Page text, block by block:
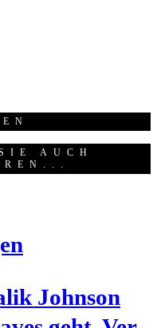
AUCH
John­son